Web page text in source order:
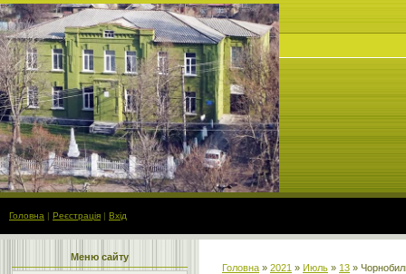
Головна | Реєстрація | Вхід
Меню сайту
Головна » 2021 » Июль » 13 »